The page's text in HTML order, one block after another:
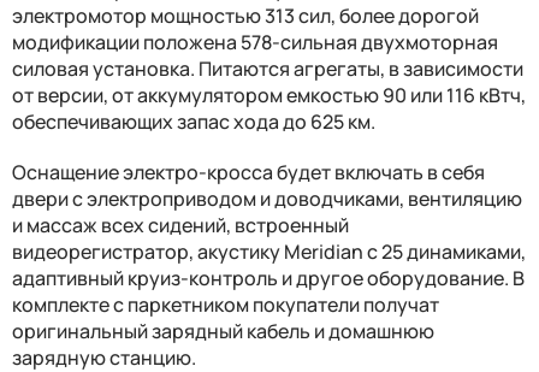
электромотор мощностью 313 сил, более дорогой
модификации положена 578-сильная двухмоторная
силовая установка. Питаются агрегаты, в зависимости
от версии, от аккумулятором емкостью 90 или 116 кВтч,
обеспечивающих запас хода до 625 км.
Оснащение электро-кросса будет включать в себя
двери с электроприводом и доводчиками, вентиляцию
и массаж всех сидений, встроенный
видеорегистратор, акустику Meridian с 25 динамиками,
адаптивный круиз-контроль и другое оборудование. В
комплекте с паркетником покупатели получат
оригинальный зарядный кабель и домашнюю
зарядную станцию.